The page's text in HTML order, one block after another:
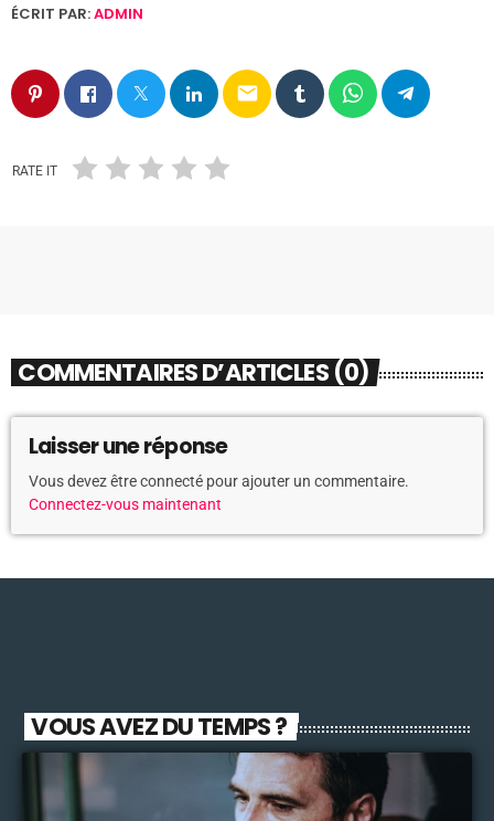
ÉCRIT PAR:ADMIN
email
RATE IT
COMMENTAIRES D’ARTICLES (0)
Laisser une réponse
Vous devez être connecté pour ajouter un commentaire.
Connectez-vous maintenant
VOUS AVEZ DU TEMPS ?